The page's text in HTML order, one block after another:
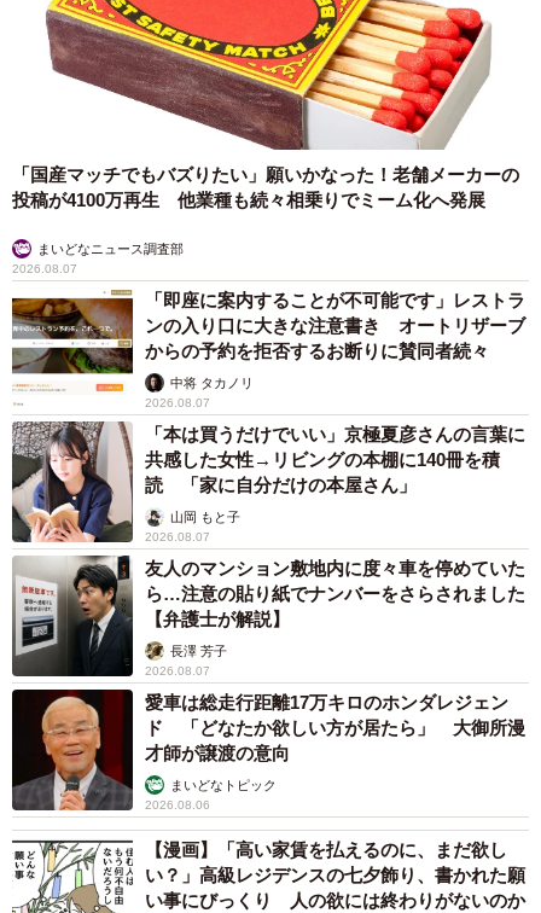
「国産マッチでもバズりたい」願いかなった！老舗メーカーの
投稿が4100万再生 他業種も続々相乗りでミーム化へ発展
まいどなニュース調査部
2026.08.07
「即座に案内することが不可能です」レストラ
ンの入り口に大きな注意書き オートリザーブ
からの予約を拒否するお断りに賛同者続々
中将 タカノリ
2026.08.07
「本は買うだけでいい」京極夏彦さんの言葉に
共感した女性→リビングの本棚に140冊を積
読 「家に自分だけの本屋さん」
山岡 もと子
2026.08.07
友人のマンション敷地内に度々車を停めていた
ら…注意の貼り紙でナンバーをさらされました
【弁護士が解説】
長澤 芳子
2026.08.07
愛車は総走行距離17万キロのホンダレジェン
ド 「どなたか欲しい方が居たら」 大御所漫
才師が譲渡の意向
まいどなトピック
2026.08.06
【漫画】「高い家賃を払えるのに、まだ欲し
い？」高級レジデンスの七夕飾り、書かれた願
い事にびっくり 人の欲には終わりがないのか